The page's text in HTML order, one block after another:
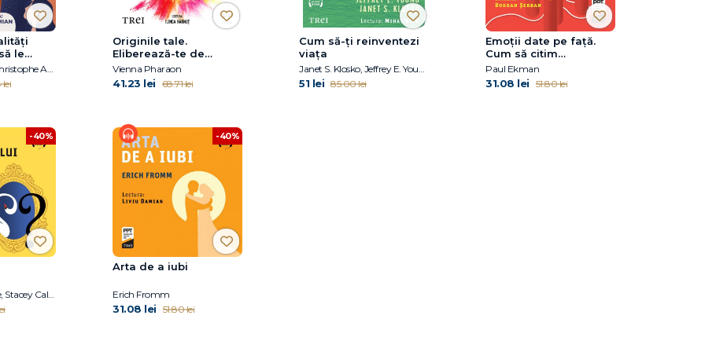
le
François Lelord, Christophe Andre
lei
Originile tale.
Eliberează-te de
tiparele familiale,
trăiește-ți viața și dă-ți
voie să iubești
Vienna Pharaon
41.23 lei 68.71 lei
Cum să-ți reinventezi
viața
Janet S. Klosko, Jeffrey E. Young
51 lei 85.00 lei
Emoţii date pe faţă.
Cum să citim
sentimentele de pe
chipul uman
Paul Ekman
31.08 lei 51.80 lei
-40%
Kevin Chassangre, Stacey Callahan
-40%
Arta de a iubi
Erich Fromm
31.08 lei 51.80 lei